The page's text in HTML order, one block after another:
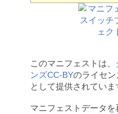
このマニフェストは、
ンズCC-BYのライセン
として提供されていま
マニフェストデータ